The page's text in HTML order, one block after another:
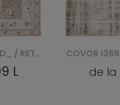
COVOR K757A SH_D_ / RETRO - BEŻOWY, BIAŁY
L de la